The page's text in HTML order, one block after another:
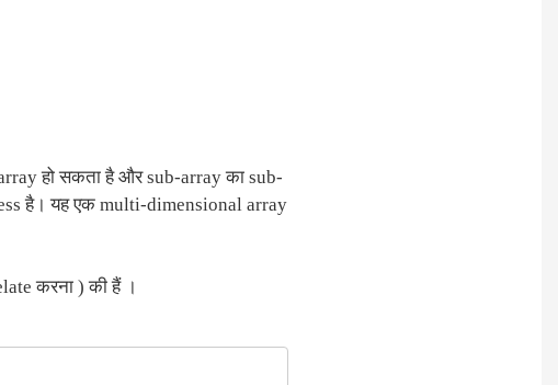
हो सकता है और sub-array का sub-
है। यह एक multi-dimensional array
करना ) की हैं ।